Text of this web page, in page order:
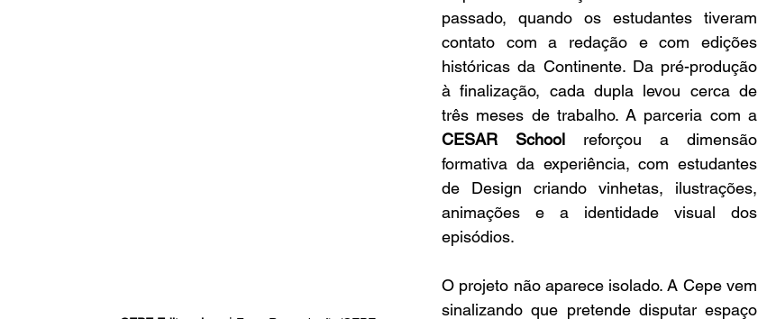
passado, quando os estudantes tiveram
contato com a redação e com edições
históricas da Continente. Da pré-produção
à finalização, cada dupla levou cerca de
CESAR School reforçou a dimensão
formativa da experiência, com estudantes
de Design criando vinhetas, ilustrações,
animações e a identidade visual dos
episódios.
O projeto não aparece isolado. A Cepe vem
sinalizando que pretende disputar espaço